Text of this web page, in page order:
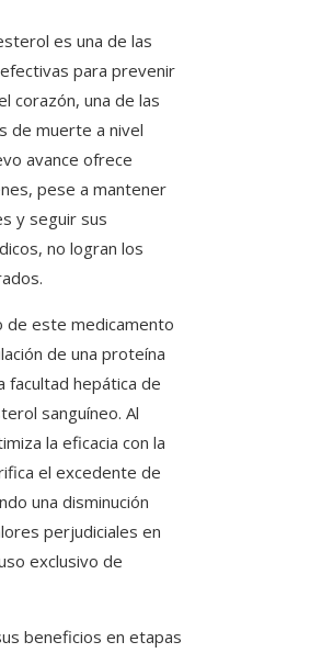
es una de las
para prevenir
corazón, una de las
de muerte a nivel
avance ofrece
pese a mantener
y seguir sus
no logran los
de este medicamento
de una proteína
facultad hepática de
sanguíneo. Al
la eficacia con la
el excedente de
una disminución
perjudiciales en
exclusivo de
beneficios en etapas